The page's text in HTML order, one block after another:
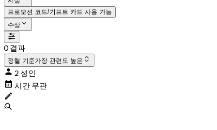
프로모션 코드/기프트 카드 사용 가능
수상
0 결과
정렬 기준가장 관련도 높은
2 성인
시간 무관